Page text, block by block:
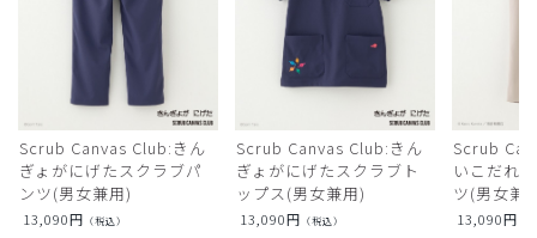
Scrub Canvas Club:きん
ぎょがにげたスクラブパ
ンツ(男女兼用)
13,090円 （税込）
Scrub Canvas Club:きん
ぎょがにげたスクラブト
ップス(男女兼用)
13,090円 （税込）
Scrub
いこだれ
ツ(男女兼
13,090円